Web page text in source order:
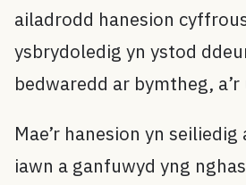
ailadrodd hanesion
ysbrydoledig yn ystod
bedwaredd ar bymtheg,
Mae’r hanesion yn
iawn a ganfuwyd yng